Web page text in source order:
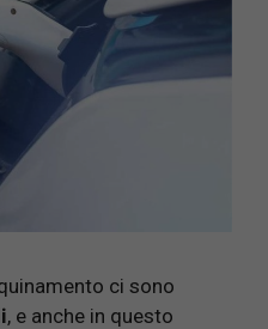
ci sono
, e anche in questo